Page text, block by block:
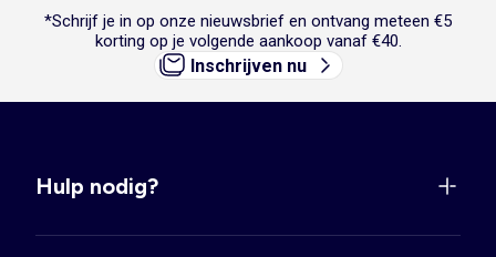
*Schrijf je in op onze nieuwsbrief en ontvang meteen €5
korting op je volgende aankoop vanaf €40.
Inschrijven nu
Hulp nodig?